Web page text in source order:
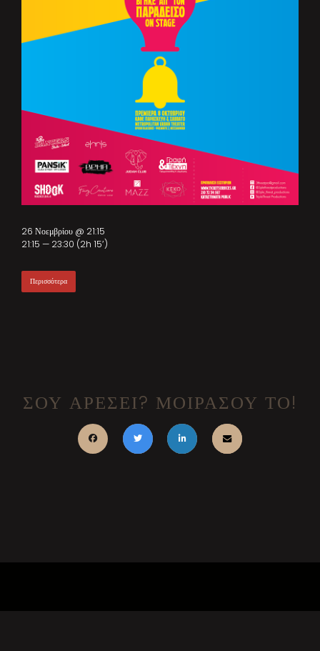
26 Νοεμβρίου @ 21:15
21:15 — 23:30 (2h 15′)
Περισσότερα
ΣΟΥ ΑΡΕΣΕΙ? ΜΟΙΡΑΣΟΥ ΤΟ!